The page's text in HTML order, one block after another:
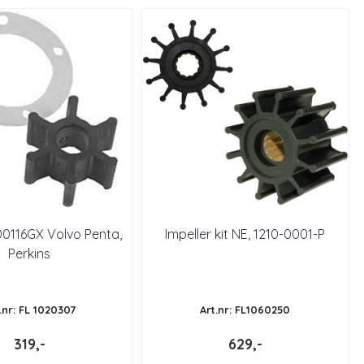
Volvo Penta,
Perkins
FL 1020307
319,-
Impeller kit NE, 1210-0001-P
Art.nr: FL1060250
629,-